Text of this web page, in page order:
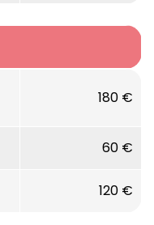
180 €
60 €
120 €